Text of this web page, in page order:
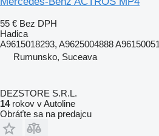
55 € Bez DPH
Hadica
A9615018293, A9625004888
Rumunsko, Suceava
DEZSTORE S.R.L.
14rokov v Autoline
Obráťte sa na predajcu